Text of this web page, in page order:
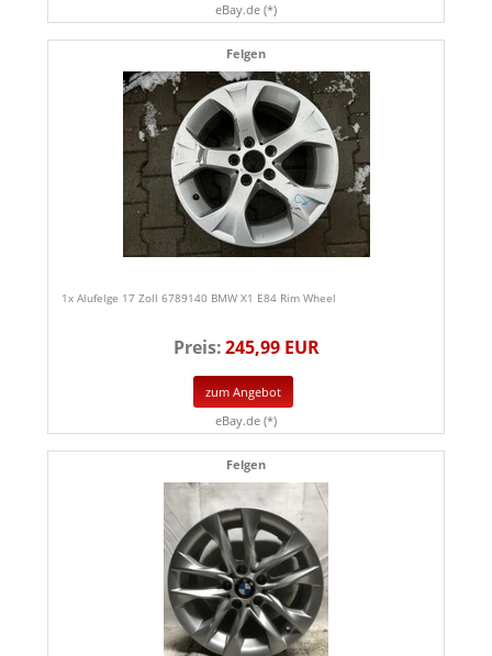
eBay.de (*)
Felgen
1x Alufelge 17 Zoll 6789140 BMW X1 E84 Rim Wheel
Preis:245,99 EUR
zum Angebot
eBay.de (*)
Felgen